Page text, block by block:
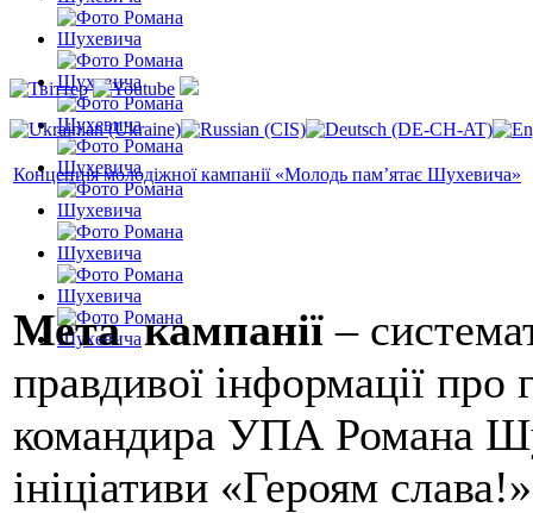
Концепція молодіжної кампанії «Молодь пам’ятає Шухевича»
Мета кампанії –
правдивої інформації про
командира УПА Романа
ініціативи «Героям